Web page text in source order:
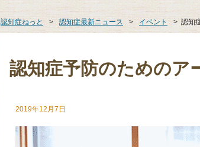
認知症ねっと > 認知症最新ニュース > イベント > 認知
認知症予防のためのア
2019年12月7日